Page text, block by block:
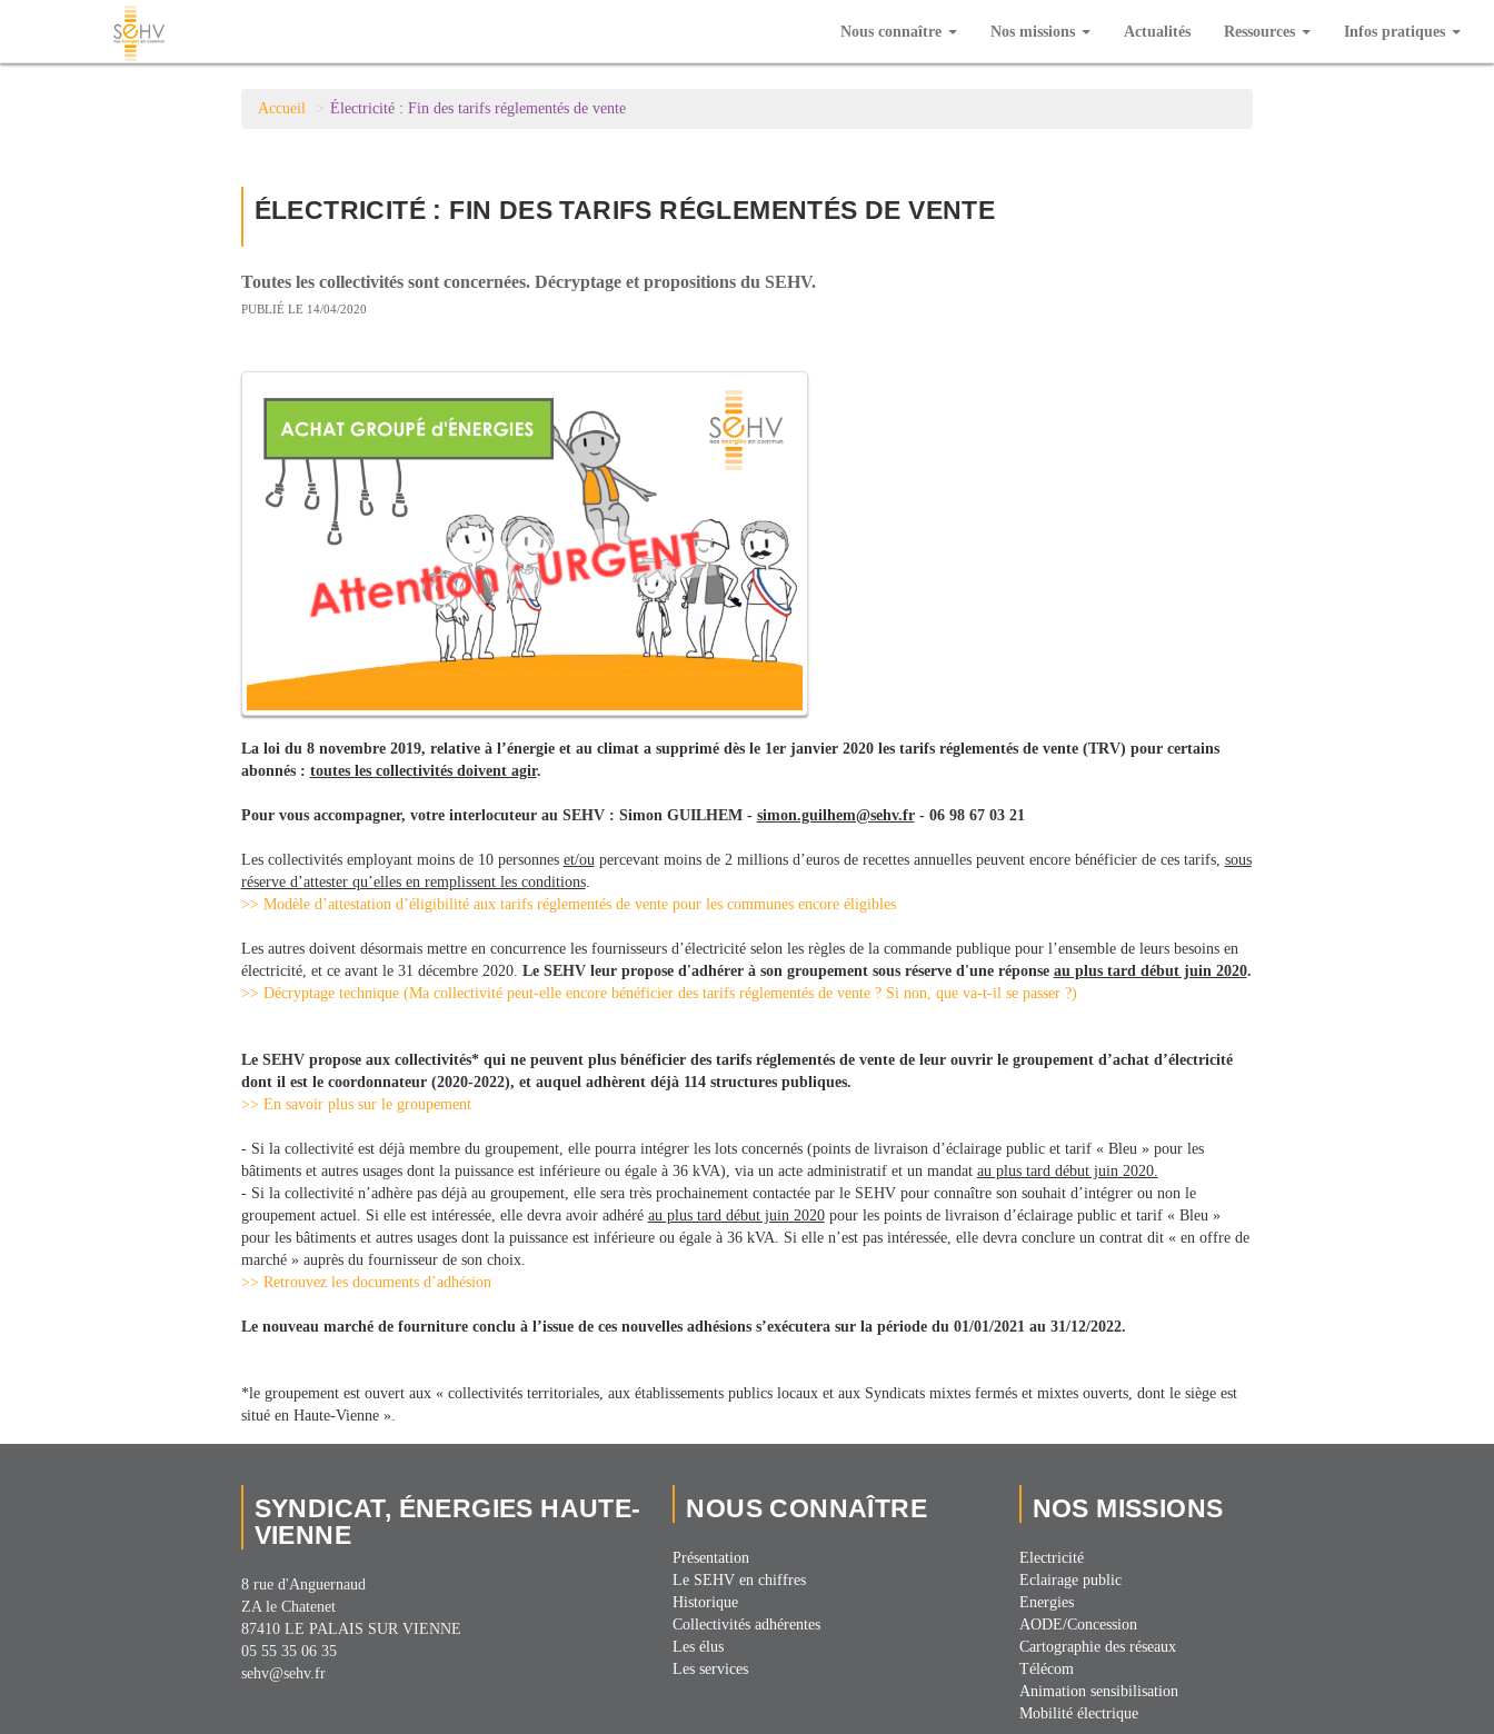
Nous connaître Nos missions Actualités Ressources Infos pratiques
Accueil Électricité : Fin des tarifs réglementés de vente
ÉLECTRICITÉ : FIN DES TARIFS RÉGLEMENTÉS DE VENTE
Toutes les collectivités sont concernées. Décryptage et propositions du SEHV.
PUBLIÉ LE 14/04/2020
La loi du 8 novembre 2019, relative à l’énergie et au climat a supprimé dès le 1er janvier 2020 les tarifs réglementés de vente (TRV) pour certains
abonnés : toutes les collectivités doivent agir.
Pour vous accompagner, votre interlocuteur au SEHV : Simon GUILHEM - simon.guilhem@sehv.fr- 06 98 67 03 21
Les collectivités employant moins de 10 personnes et/ou percevant moins de 2 millions d’euros de recettes annuelles peuvent encore bénéficier de ces tarifs, sous
réserve d’attester qu’elles en remplissent les conditions.
>> Modèle d’attestation d’éligibilité aux tarifs réglementés de vente pour les communes encore éligibles
Les autres doivent désormais mettre en concurrence les fournisseurs d’électricité selon les règles de la commande publique pour l’ensemble de leurs besoins en
électricité, et ce avant le 31 décembre 2020. Le SEHV leur propose d'adhérer à son groupement sous réserve d'une réponse au plus tard début juin 2020.
>> Décryptage technique (Ma collectivité peut-elle encore bénéficier des tarifs réglementés de vente ? Si non, que va-t-il se passer ?)
Le SEHV propose aux collectivités* qui ne peuvent plus bénéficier des tarifs réglementés de vente de leur ouvrir le groupement d’achat d’électricité
dont il est le coordonnateur (2020-2022), et auquel adhèrent déjà 114 structures publiques.
>> En savoir plus sur le groupement
- Si la collectivité est déjà membre du groupement, elle pourra intégrer les lots concernés (points de livraison d’éclairage public et tarif « Bleu » pour les
bâtiments et autres usages dont la puissance est inférieure ou égale à 36 kVA), via un acte administratif et un mandat au plus tard début juin 2020.
- Si la collectivité n’adhère pas déjà au groupement, elle sera très prochainement contactée par le SEHV pour connaître son souhait d’intégrer ou non le
groupement actuel. Si elle est intéressée, elle devra avoir adhéré au plus tard début juin 2020pour les points de livraison d’éclairage public et tarif « Bleu »
pour les bâtiments et autres usages dont la puissance est inférieure ou égale à 36 kVA. Si elle n’est pas intéressée, elle devra conclure un contrat dit « en offre de
marché » auprès du fournisseur de son choix.
>> Retrouvez les documents d’adhésion
Le nouveau marché de fourniture conclu à l’issue de ces nouvelles adhésions s’exécutera sur la période du 01/01/2021 au 31/12/2022.
*le groupement est ouvert aux « collectivités territoriales, aux établissements publics locaux et aux Syndicats mixtes fermés et mixtes ouverts, dont le siège est
situé en Haute-Vienne ».
SYNDICAT, ÉNERGIES HAUTE-
VIENNE
8 rue d'Anguernaud
ZA le Chatenet
87410 LE PALAIS SUR VIENNE
05 55 35 06 35
sehv@sehv.fr
NOUS CONNAÎTRE
Présentation
Le SEHV en chiffres
Historique
Collectivités adhérentes
Les élus
Les services
NOS MISSIONS
Electricité
Eclairage public
Energies
AODE/Concession
Cartographie des réseaux
Télécom
Animation sensibilisation
Mobilité électrique